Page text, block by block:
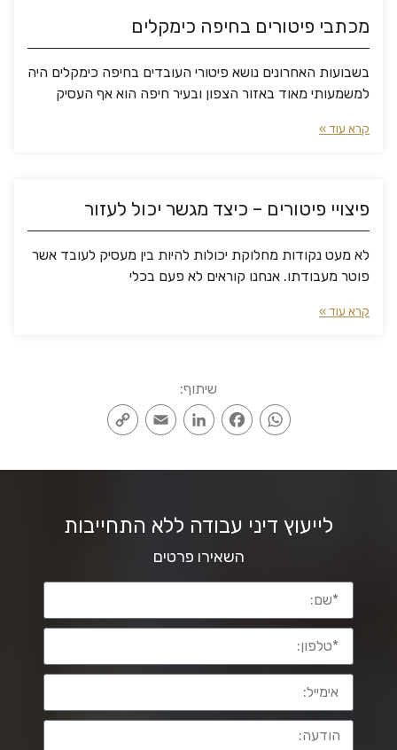
מכתבי פיטורים בחיפה כימקלים
בשבועות האחרונים נושא פיטורי העובדים בחיפה כימקלים היה
למשמעותי מאוד באזור הצפון ובעיר חיפה הוא אף העסיק
קרא עוד »
פיצויי פיטורים – כיצד מגשר יכול לעזור
לא מעט נקודות מחלוקת יכולות להיות בין מעסיק לעובד אשר
פוטר מעבודתו. אנחנו קוראים לא פעם בכלי
קרא עוד »
שיתוף:
WhatsApp
Facebook
LinkedIn
Email
לייעוץ דיני עבודה ללא התחייבות
השאירו פרטים